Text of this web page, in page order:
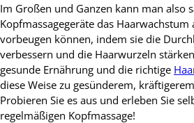
Im Großen und Ganzen kann man also
Kopfmassagegeräte das
vorbeugen können, indem sie die
verbessern und die Haarwurzeln
gesunde Ernährung und die richtige
diese Weise zu gesünderem,
Probieren Sie es aus und erleben Sie
regelmäßigen Kopfmassage!